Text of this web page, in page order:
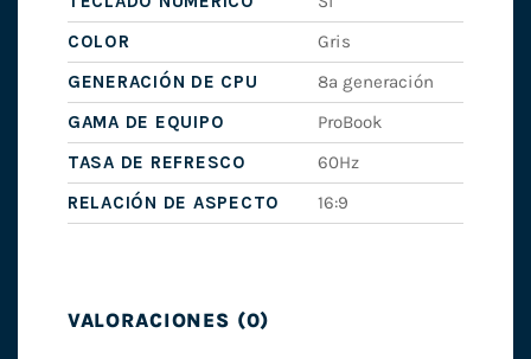
COLOR
Gris
GENERACIÓN DE CPU
8ª generación
GAMA DE EQUIPO
ProBook
TASA DE REFRESCO
60Hz
RELACIÓN DE ASPECTO
16:9
VALORACIONES (0)